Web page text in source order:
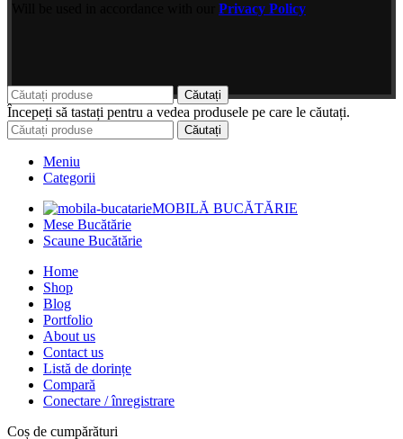
Privacy Policy
Căutați
Începeți să tastați pentru a vedea produsele pe care le căutați.
Căutați
Meniu
Categorii
MOBILĂ BUCĂTĂRIE
Mese Bucătărie
Scaune Bucătărie
Home
Shop
Blog
Portfolio
About us
Contact us
Listă de dorințe
Compară
Conectare / înregistrare
Coș de cumpărături